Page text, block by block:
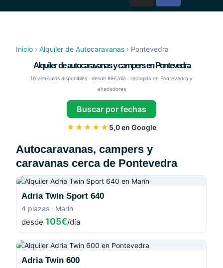
Inicio ›Alquiler de Autocaravanas › Pontevedra
Alquiler de autocaravanas y campers en Pontevedra
16 vehículos disponibles · desde 89€/día · recogida en Pontevedra y
alrededores
Buscar por fechas
★★★★★ 5,0 en Google
Autocaravanas, campers y
caravanas cerca de Pontevedra
Adria Twin Sport 640
4 plazas · Marín
desde 105€/día
Adria Twin 600